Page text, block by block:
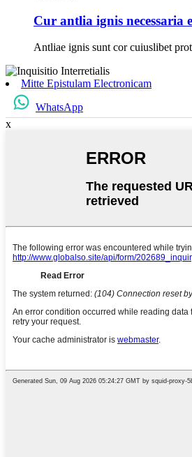
Cur antlia ignis necessaria
Antliae ignis sunt cor cuiuslibet
Mitte Epistulam Electronicam
WhatsApp
x